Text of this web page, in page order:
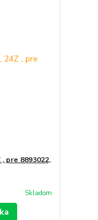
pre 8893022,
Skladom